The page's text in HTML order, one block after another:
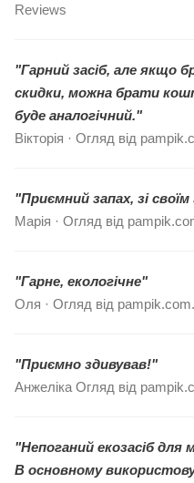
Reviews
"Гарний засіб, але якщо
скидки, можна брати
буде аналогічний."
Вікторія · Огляд від
"Приємний запах, зі
Марія · Огляд від
"Гарне, екологічне"
Оля · Огляд від pampik.com.
"Приємно здивував!"
Анжеліка Огляд від
"Непоганий екозасіб
В основному